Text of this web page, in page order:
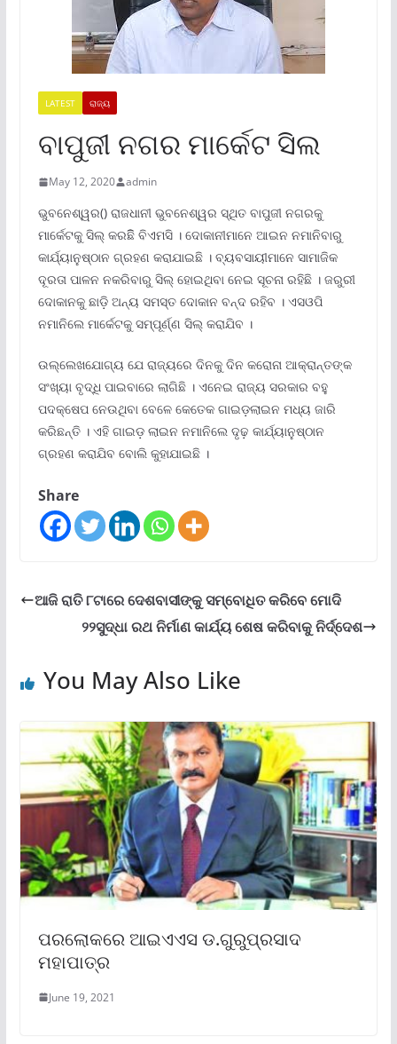
LATEST ରାଜ୍ୟ
ବାପୁଜୀ ନଗର ମାର୍କେଟ ସିଲ
May 12, 2020 admin
ଭୁବନେଶ୍ୱର() ରାଜଧାନୀ ଭୁବନେଶ୍ୱର ସ୍ଥିତ ବାପୁଜୀ ନଗରକୁ
ମାର୍କେଟକୁ ସିଲ୍ କରଛିି ବିଏମସି । ଦୋକାନୀମାନେ ଆଇନ ନମାନିବାରୁ
କାର୍ଯ୍ୟାନୁଷ୍ଠାନ ଗ୍ରହଣ କରାଯାଇଛି । ବ୍ୟବସାୟୀମାନେ ସାମାଜିକ
ଦୂରତା ପାଳନ ନକରିବାରୁ ସିଲ୍ ହୋଇଥିବା ନେଇ ସୂଚନା ରହିଛି । ଜରୁରୀ
ଦୋକାନକୁ ଛାଡ଼ି ଅନ୍ୟ ସମସ୍ତ ଦୋକାନ ବନ୍ଦ ରହିବ । ଏସଓପି
ନମାନିଲେ ମାର୍କେଟକୁ ସମ୍ପୂର୍ଣ୍ଣ ସିଲ୍ କରାଯିବ ।
ଉଲ୍ଲେଖଯୋଗ୍ୟ ଯେ ରାଜ୍ୟରେ ଦିନକୁ ଦିନ କରୋନା ଆକ୍ରାନ୍ତଙ୍କ
ସଂଖ୍ୟା ବୃଦ୍ଧି ପାଇବାରେ ଲାଗିଛି । ଏନେଇ ରାଜ୍ୟ ସରକାର ବହୁ
ପଦକ୍ଷେପ ନେଉଥିବା ବେଳେ କେତେକ ଗାଇଡ଼ଲାଇନ ମଧ୍ୟ ଜାରି
କରିଛନ୍ତି । ଏହି ଗାଇଡ଼ ଲାଇନ ନମାନିଲେ ଦୃଢ଼ କାର୍ଯ୍ୟାନୁଷ୍ଠାନ
ଗ୍ରହଣ କରାଯିବ ବୋଲି କୁହାଯାଇଛି ।
Share
ଆଜି ରାତି ୮ଟାରେ ଦେଶବାସୀଙ୍କୁ ସମ୍ବୋଧିତ କରିବେ ମୋଦି
୨୨ସୁଦ୍ଧା ରଥ ନିର୍ମାଣ କାର୍ଯ୍ୟ ଶେଷ କରିବାକୁ ନିର୍ଦ୍ଦେଶ
You May Also Like
ପରଲୋକରେ ଆଇଏଏସ ଡ.ଗୁରୁପ୍ରସାଦ
ମହାପାତ୍ର
June 19, 2021